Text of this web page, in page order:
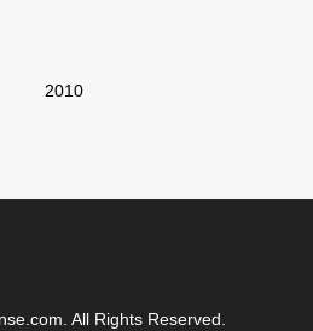
2010
. All Rights Reserved.